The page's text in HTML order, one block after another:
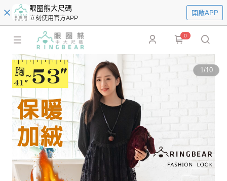
眼圈熊大尺碼
立刻使用官方APP
開啟APP
0
1/10